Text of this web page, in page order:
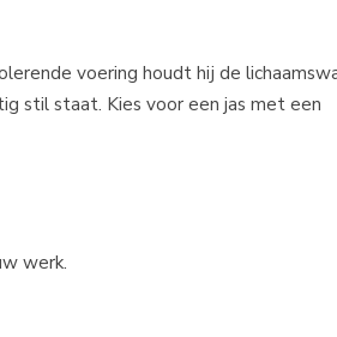
voering houdt hij de
stil staat. Kies voor een jas met een
werk.